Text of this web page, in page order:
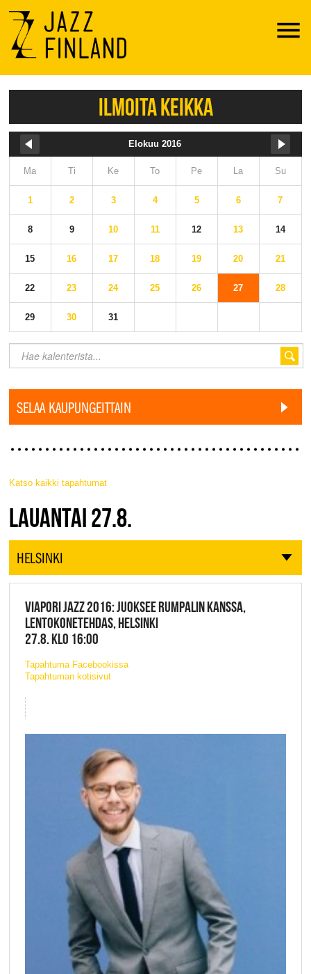
Menu
ILMOITA KEIKKA
Elokuu 2016
Ma Ti Ke To Pe La Su
1 2 3 4 5 6 7
8 9 10 11 12 13 14
15 16 17 18 19 20 21
22 23 24 25 26 27 28
29 30 31
SELAA KAUPUNGEITTAIN
Katso kaikki tapahtumat
JAZZ FINLAND LIVE
LAUANTAI 27.8.
HELSINKI
VIAPORI JAZZ 2016: JUOKSEE RUMPALIN KANSSA,
LENTOKONETEHDAS, HELSINKI
27.8. KLO 16:00
Tapahtuma Facebookissa
Tapahtuman kotisivut